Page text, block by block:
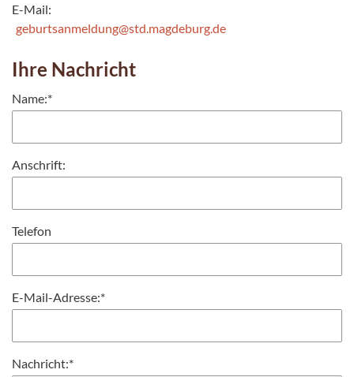
E-Mail:
geburtsanmeldung@std.magdeburg.de
Ihre Nachricht
Name:*
Anschrift:
Telefon
E-Mail-Adresse:*
Nachricht:*